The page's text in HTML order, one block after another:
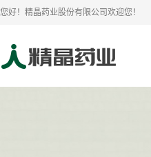
您好！精晶药业股份有限公司欢迎您！